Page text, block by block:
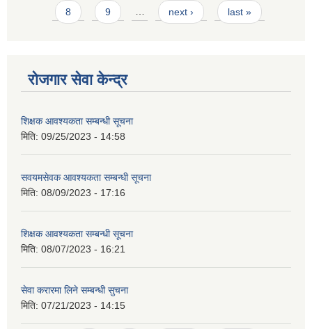
8 9 … next › last »
रोजगार सेवा केन्द्र
शिक्षक आवश्यकता सम्बन्धी सूचना
मिति: 09/25/2023 - 14:58
सवयमसेवक आवश्यकता सम्बन्धी सूचना
मिति: 08/09/2023 - 17:16
शिक्षक आवश्यकता सम्बन्धी सूचना
मिति: 08/07/2023 - 16:21
सेवा करारमा लिने सम्बन्धी सुचना
मिति: 07/21/2023 - 14:15